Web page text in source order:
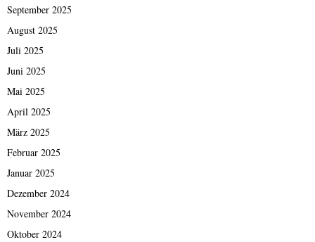
September 2025
August 2025
Juli 2025
Juni 2025
Mai 2025
April 2025
März 2025
Februar 2025
Januar 2025
Dezember 2024
November 2024
Oktober 2024